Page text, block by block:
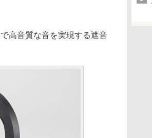
高音質な音を実現する遮音